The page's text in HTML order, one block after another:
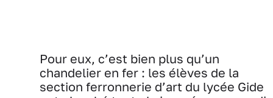
Pour eux, c’est bien plus qu’un
chandelier en fer : les élèves de la
section ferronnerie d’art du lycée Gide